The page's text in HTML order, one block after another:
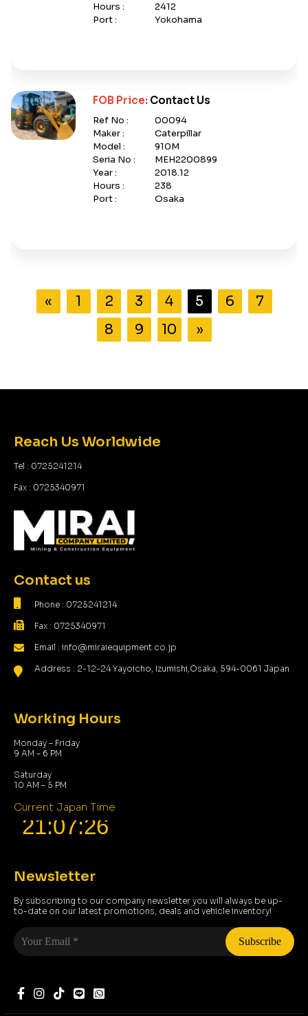
Hours :
2412
Port :
Yokohama
FOB Price: Contact Us
Ref No :
00094
Maker :
Caterpillar
Model :
910M
Seria No :
MEH2200899
Year :
2018.12
Hours :
238
Port :
Osaka
« 1 2 3 4 5 6
7
8
9 10 »
Reach Us Worldwide
Tel : 0725241214
Fax : 0725340971
Contact us
Phone : 0725241214
Fax : 0725340971
Email : info@miraiequipment.co.jp
Address : 2-12-24 Yayoicho, Izumishi,Osaka, 594-0061 Japan
Working Hours
Monday – Friday
9 AM – 6 PM
Saturday
10 AM – 5 PM
Current Japan Time
Newsletter
By subscribing to our company newsletter you will always be up-
to-date on our latest promotions, deals and vehicle inventory!
Your
Email